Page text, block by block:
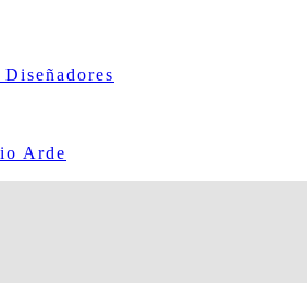
Arde